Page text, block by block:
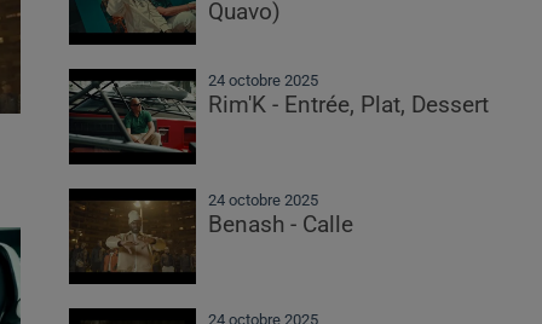
Quavo)
24 octobre 2025
Rim'K - Entrée, Plat, Dessert
24 octobre 2025
Benash - Calle
24 octobre 2025